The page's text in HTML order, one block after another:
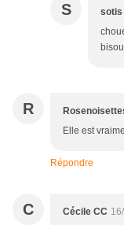
S sotis
R
Elle est
Répondre
C Cécile CC